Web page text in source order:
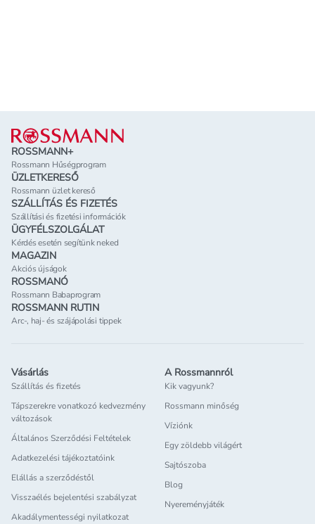
Lábléc
ROSSMANN+
Rossmann Hűségprogram
ÜZLETKERESŐ
Rossmann üzlet kereső
SZÁLLÍTÁS ÉS FIZETÉS
Szállítási és fizetési információk
ÜGYFÉLSZOLGÁLAT
Kérdés esetén segítünk neked
MAGAZIN
Akciós újságok
ROSSMANÓ
Rossmann Babaprogram
ROSSMANN RUTIN
Arc-, haj- és szájápolási tippek
Vásárlás
Szállítás és fizetés
Tápszerekre vonatkozó kedvezmény
változások
Általános Szerződési Feltételek
Adatkezelési tájékoztatóink
Elállás a szerződéstől
Visszaélés bejelentési szabályzat
Akadálymentességi nyilatkozat
A Rossmannról
Kik vagyunk?
Rossmann minőség
Víziónk
Egy zöldebb világért
Sajtószoba
Blog
Nyereményjáték